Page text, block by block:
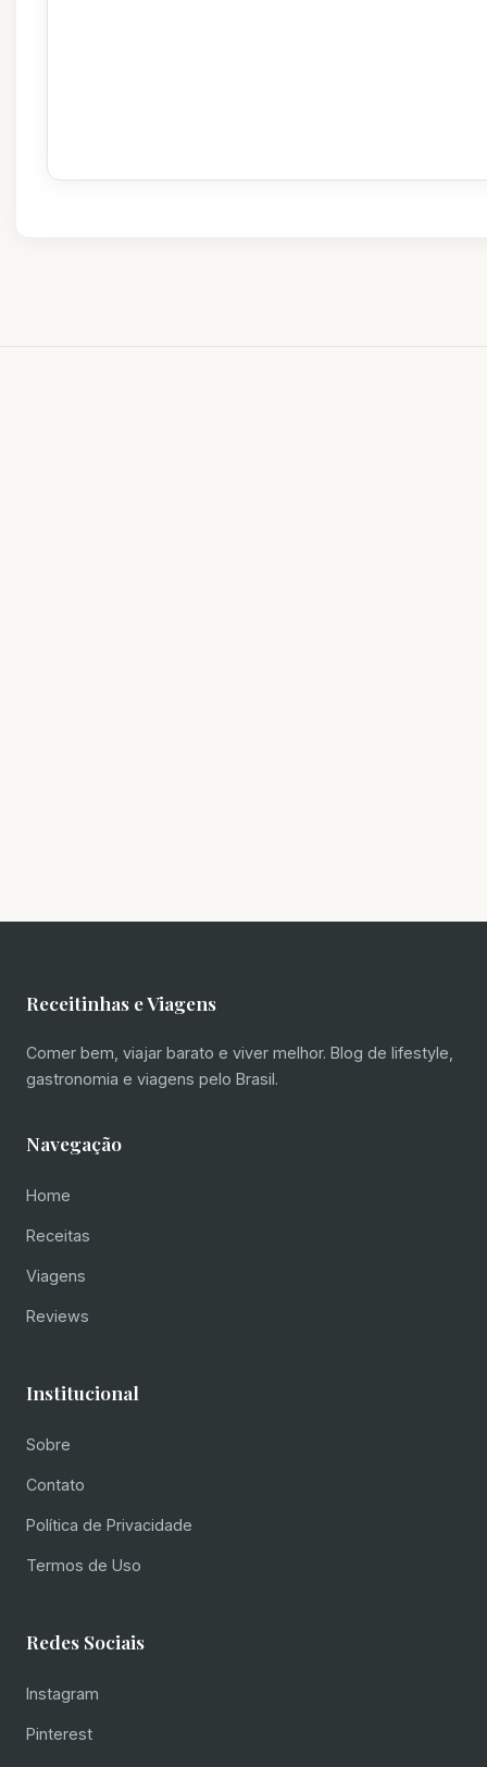
Receitinhas e Viagens
Comer bem, viajar barato e viver melhor. Blog de lifestyle,
gastronomia e viagens pelo Brasil.
Navegação
Home
Receitas
Viagens
Reviews
Institucional
Sobre
Contato
Política de Privacidade
Termos de Uso
Redes Sociais
Instagram
Pinterest